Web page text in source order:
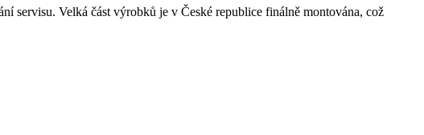
servisu. Velká část výrobků je v České republice finálně montována, což